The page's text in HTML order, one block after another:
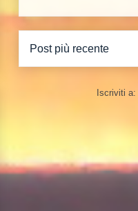
Post più recente
Iscriviti a: